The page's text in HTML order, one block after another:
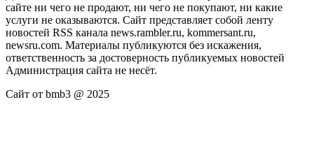
сайте ни чего не продают, ни чего не покупают, ни какие
услуги не оказываются. Сайт представляет собой ленту
новостей RSS канала news.rambler.ru, kommersant.ru,
newsru.com. Материалы публикуются без искажения,
ответственность за достоверность публикуемых новостей
Администрация сайта не несёт.
Сайт от bmb3 @ 2025